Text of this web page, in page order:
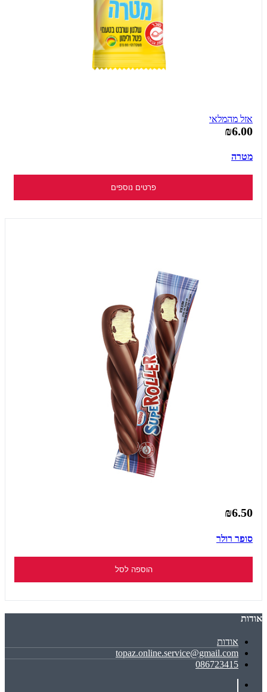
אזל מהמלאי
₪6.00
מטרה
פרטים נוספים
₪6.50
סופר רולר
הוספה לסל
אודות
אודות
topaz.online.service@gmail.com
086723415